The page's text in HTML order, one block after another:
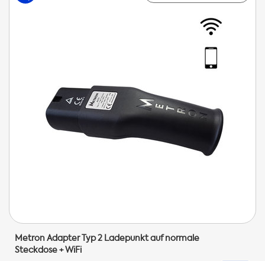
Metron Adapter Typ 2 Ladepunkt auf normale
Steckdose + WiFi